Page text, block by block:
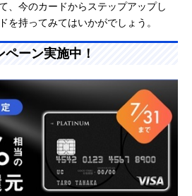
、今のカードからステップアップし
を持ってみてはいかがでしょう。
ーン実施中！